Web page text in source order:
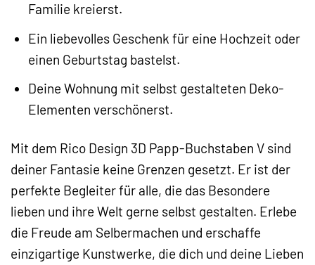
Familie kreierst.
Ein liebevolles Geschenk für eine Hochzeit oder
einen Geburtstag bastelst.
Deine Wohnung mit selbst gestalteten Deko-
Elementen verschönerst.
Mit dem Rico Design 3D Papp-Buchstaben V sind
deiner Fantasie keine Grenzen gesetzt. Er ist der
perfekte Begleiter für alle, die das Besondere
lieben und ihre Welt gerne selbst gestalten. Erlebe
die Freude am Selbermachen und erschaffe
einzigartige Kunstwerke, die dich und deine Lieben